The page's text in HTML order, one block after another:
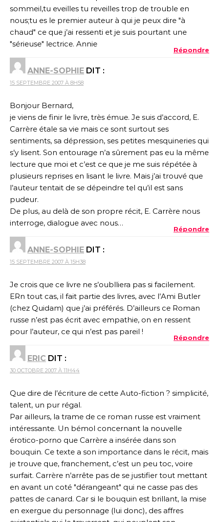
sommeil,tu eveilles tu reveilles trop de trouble en
nous;tu es le premier auteur à qui je peux dire "à
chaud" ce que j’ai ressenti et je suis pourtant une
"sérieuse" lectrice. Annie
Répondre
ANNE-SOPHIE DIT :
15 SEPTEMBRE 2007 À 8H58
Bonjour Bernard,
je viens de finir le livre, très émue. Je suis d’accord, E.
Carrère étale sa vie mais ce sont surtout ses
sentiments, sa dépression, ses petites mesquineries qui
s’y lisent. Son entourage n’a sûrement pas eu la même
lecture que moi et c’est ce que je me suis répétée à
plusieurs reprises en lisant le livre. Mais j’ai trouvé que
l’auteur tentait de se dépeindre tel qu’il est sans
pudeur.
De plus, au delà de son propre récit, E. Carrère nous
interroge, dialogue avec nous…
Répondre
ANNE-SOPHIE DIT :
15 SEPTEMBRE 2007 À 15H38
Je crois que ce livre ne s’oublliera pas si facilement.
ERn tout cas, il fait partie des livres, avec l’Ami Butler
(chez Quidam) que j’ai préférés. D’ailleurs ce Roman
russe n’est pas écrit avec empathie, on en ressent
pour l’auteur, ce qui n’est pas pareil !
Répondre
ERIC DIT :
30 OCTOBRE 2007 À 11H44
Que dire de l’écriture de cette Auto-fiction ? simplicité,
talent, un pur régal.
Par ailleurs, la trame de ce roman russe est vraiment
intéressante. Un bémol concernant la nouvelle
érotico-porno que Carrère a insérée dans son
bouquin. Ce texte a son importance dans le récit, mais
je trouve que, franchement, c’est un peu toc, voire
surfait. Carrère n’arrête pas de se justifier tout mettant
en avant un coté "dérangeant" qui ne casse pas des
pattes de canard. Car si le bouquin est brillant, la mise
en exergue du personnage (lui donc), des affres